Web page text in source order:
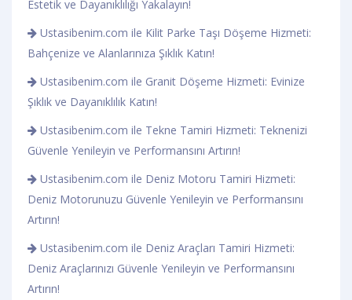
Estetik ve Dayanıklılığı Yakalayın!
Ustasibenim.com ile Kilit Parke Taşı Döşeme Hizmeti:
Bahçenize ve Alanlarınıza Şıklık Katın!
Ustasibenim.com ile Granit Döşeme Hizmeti: Evinize
Şıklık ve Dayanıklılık Katın!
Ustasibenim.com ile Tekne Tamiri Hizmeti: Teknenizi
Güvenle Yenileyin ve Performansını Artırın!
Ustasibenim.com ile Deniz Motoru Tamiri Hizmeti:
Deniz Motorunuzu Güvenle Yenileyin ve Performansını
Artırın!
Ustasibenim.com ile Deniz Araçları Tamiri Hizmeti:
Deniz Araçlarınızı Güvenle Yenileyin ve Performansını
Artırın!